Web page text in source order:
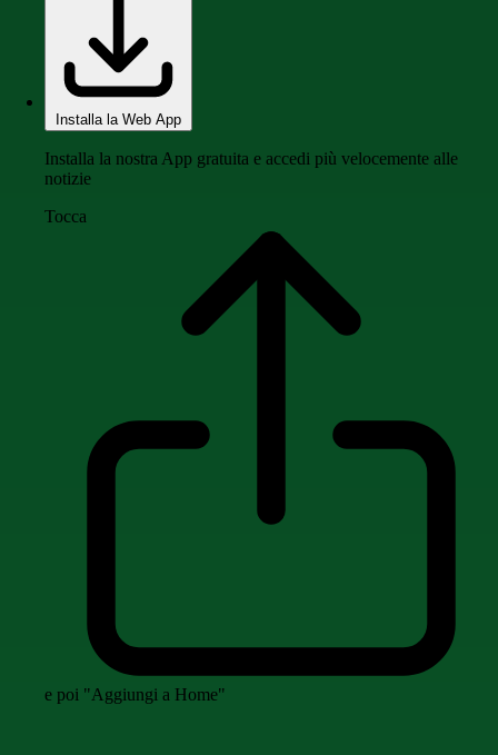
Installa la Web App
Installa la nostra App gratuita e accedi più velocemente alle
notizie
Tocca
e poi "Aggiungi a Home"